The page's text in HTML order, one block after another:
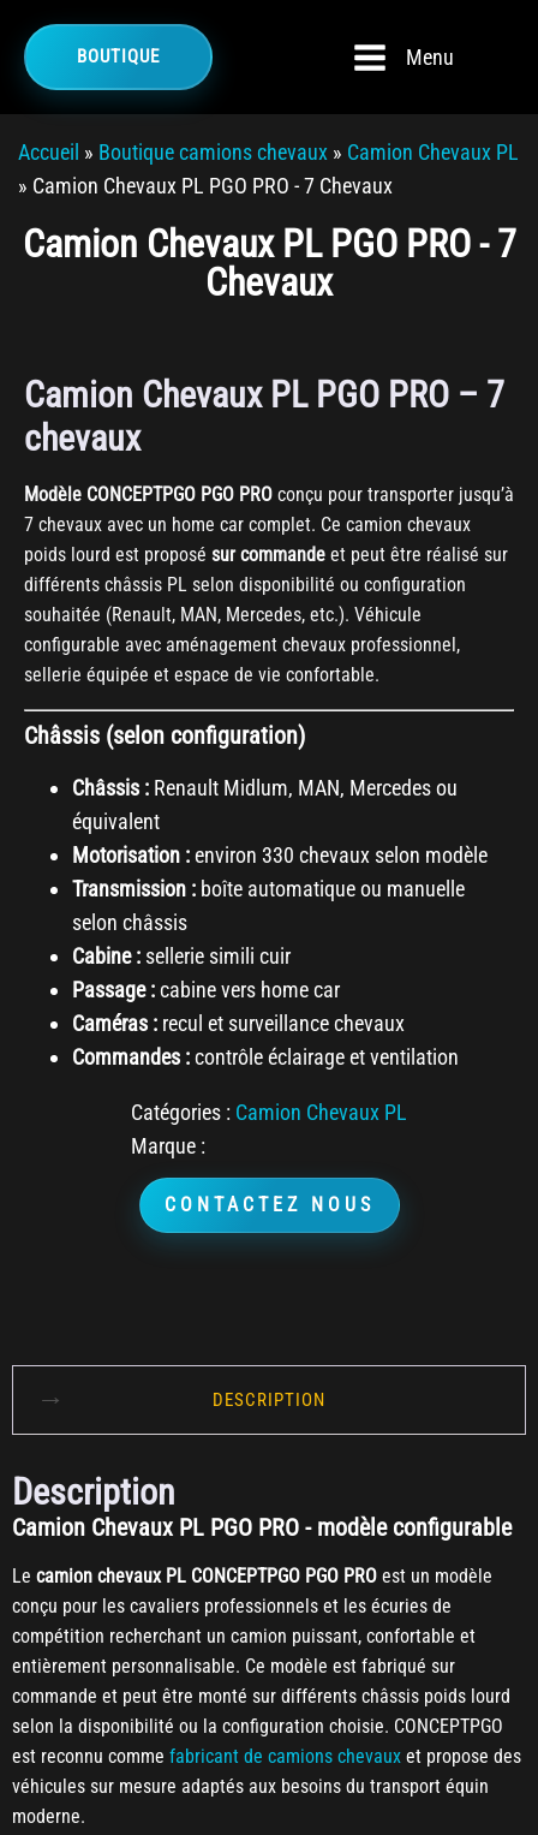
BOUTIQUE Menu
Accueil » Boutique camions chevaux » Camion Chevaux PL
» Camion Chevaux PL PGO PRO - 7 Chevaux
Camion Chevaux PL PGO PRO - 7
Chevaux
Camion Chevaux PL PGO PRO – 7
chevaux
Modèle CONCEPTPGO PGO PRO conçu pour transporter jusqu’à
7 chevaux avec un home car complet. Ce camion chevaux
poids lourd est proposé sur commande et peut être réalisé sur
différents châssis PL selon disponibilité ou configuration
souhaitée (Renault, MAN, Mercedes, etc.). Véhicule
configurable avec aménagement chevaux professionnel,
sellerie équipée et espace de vie confortable.
Châssis (selon configuration)
Châssis : Renault Midlum, MAN, Mercedes ou
équivalent
Motorisation :environ 330 chevaux selon modèle
Transmission : boîte automatique ou manuelle
selon châssis
Cabine : sellerie simili cuir
Passage :cabine vers home car
Caméras : recul et surveillance chevaux
Commandes :contrôle éclairage et ventilation
Catégories : Camion Chevaux PL
Marque :
CONTACTEZ NOUS
DESCRIPTION
Description
Camion Chevaux PL PGO PRO - modèle configurable
Le camion chevaux PL CONCEPTPGO PGO PRO est un modèle
conçu pour les cavaliers professionnels et les écuries de
compétition recherchant un camion puissant, confortable et
entièrement personnalisable. Ce modèle est fabriqué sur
commande et peut être monté sur différents châssis poids lourd
selon la disponibilité ou la configuration choisie. CONCEPTPGO
est reconnu comme fabricant de camions chevaux et propose des
véhicules sur mesure adaptés aux besoins du transport équin
moderne.